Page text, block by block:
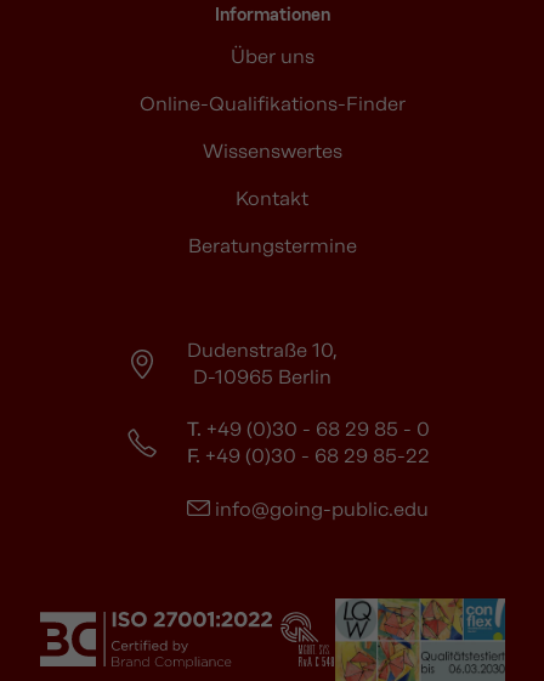
Informationen
Über uns
Online-Qualifikations-Finder
Wissenswertes
Kontakt
Beratungstermine
Dudenstraße 10,
D-10965 Berlin
T. +49 (0)30 - 68 29 85 - 0
F. +49 (0)30 - 68 29 85-22
info@going-public.edu